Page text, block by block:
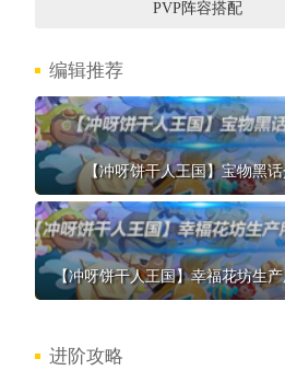
PVP阵容搭配
编辑推荐
【冲呀饼干人王国】宝物黑
【冲呀饼干人王国】幸福花坊生
进阶攻略